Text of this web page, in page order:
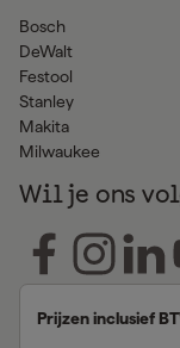
Bosch
DeWalt
Festool
Stanley
Makita
Milwaukee
Wil je ons
Prijzen inclusief